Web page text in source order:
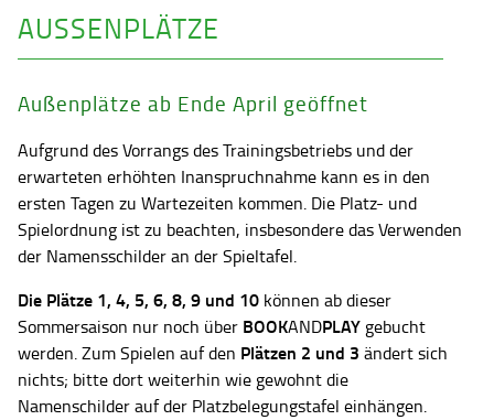
AUSSENPLÄTZE
Außenplätze ab Ende April geöffnet
Aufgrund des Vorrangs des Trainingsbetriebs und der
erwarteten erhöhten Inanspruchnahme kann es in den
ersten Tagen zu Wartezeiten kommen. Die Platz- und
Spielordnung ist zu beachten, insbesondere das Verwenden
der Namensschilder an der Spieltafel.
Die Plätze 1, 4, 5, 6, 8, 9 und 10 können ab dieser
Sommersaison nur noch über BOOKANDPLAY gebucht
werden. Zum Spielen auf den Plätzen 2 und 3 ändert sich
nichts; bitte dort weiterhin wie gewohnt die
Namenschilder auf der Platzbelegungstafel einhängen.